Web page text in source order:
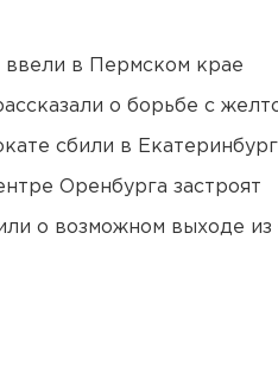
в Пермском крае
о борьбе с
сбили в
Оренбурга застроят
о возможном выходе